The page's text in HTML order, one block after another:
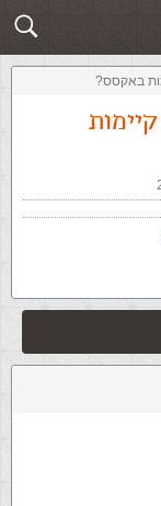
שלח תשובה
באקסס?